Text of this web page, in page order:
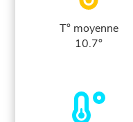
T° moyenne
10.7°